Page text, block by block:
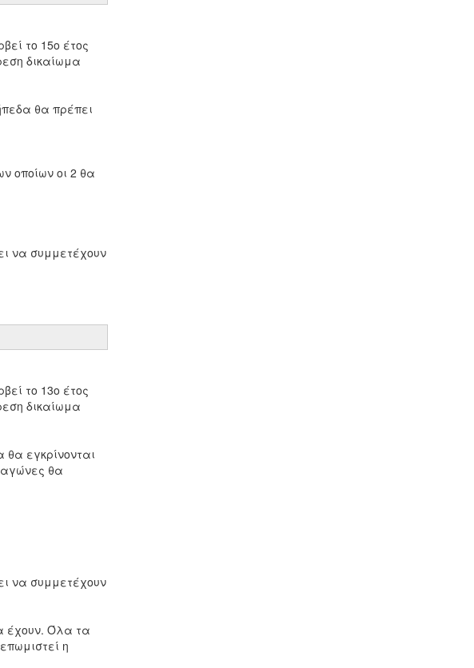
το 15ο έτος
δικαίωμα
θα πρέπει
οποίων οι 2 θα
να συμμετέχουν
το 13ο έτος
δικαίωμα
εγκρίνονται
αγώνες θα
να συμμετέχουν
έχουν. Όλα τα
η